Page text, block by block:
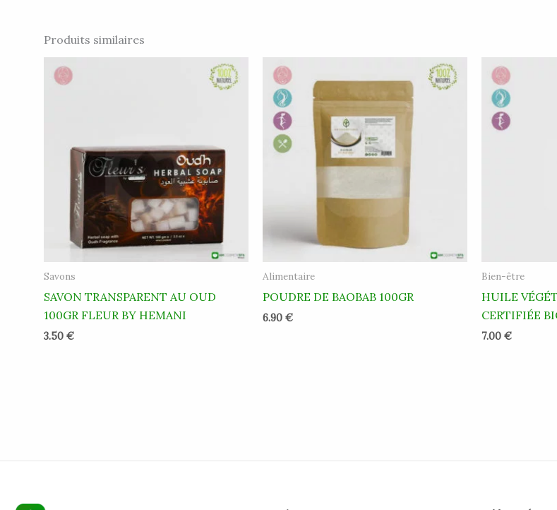
Produits similaires
Savons
SAVON TRANSPARENT AU OUD
100GR FLEUR BY HEMANI
3.50 €
Alimentaire
POUDRE DE BAOBAB 100GR
6.90 €
Bien-être
HUILE
CERTIFIÉE
7.00 €